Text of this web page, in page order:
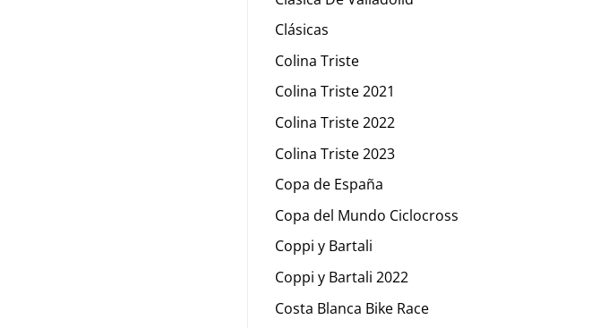
Clásicas
Colina Triste
Colina Triste 2021
Colina Triste 2022
Colina Triste 2023
Copa de España
Copa del Mundo Ciclocross
Coppi y Bartali
Coppi y Bartali 2022
Costa Blanca Bike Race